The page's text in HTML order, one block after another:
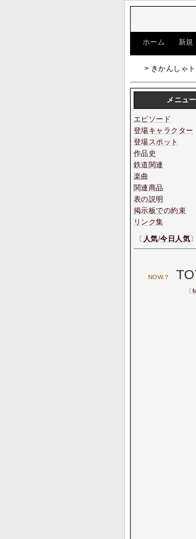
ホーム 新規
> きかんしゃ
メニュー
エピソード
登場キャラクター
登場スポット
作品史
鉄道関連
楽曲
関連商品
表の説明
掲示板での約束
リンク集
〔 人気/今日人気
NOW.?
〔